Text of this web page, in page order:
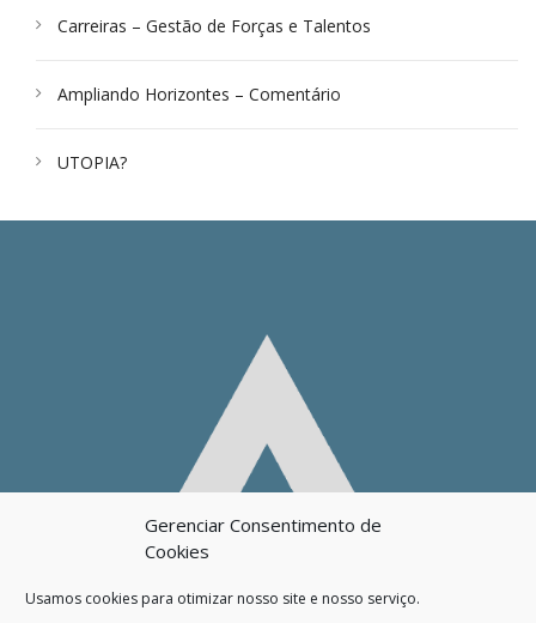
Gerenciar Consentimento de
Cookies
Usamos cookies para otimizar nosso site e nosso serviço.
Carreiras – Gestão de Forças e Talentos
Ampliando Horizontes – Comentário
UTOPIA?